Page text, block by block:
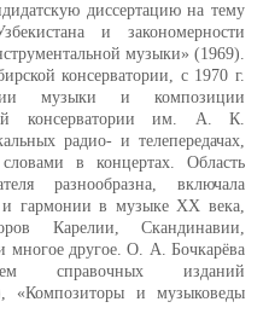
диссертацию на тему
и закономерности
музыки» (1969).
консерватории, с 1970 г.
музыки и композиции
консерватории им. А. К.
радио- и телепередачах,
в концертах. Область
разнообразна, включала
и гармонии в музыке ХХ века,
Карелии, Скандинавии,
другое. О. А. Бочкарёва
справочных изданий
«Композиторы и музыковеды